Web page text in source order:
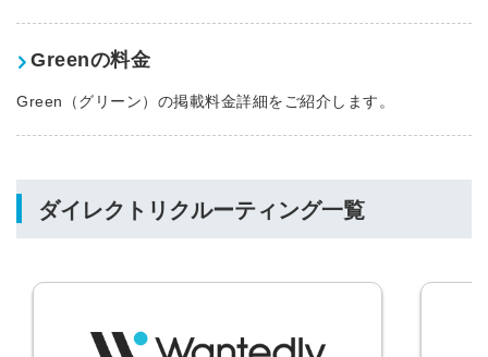
Greenの料金
Green（グリーン）の掲載料金詳細をご紹介します。
ダイレクトリクルーティング一覧